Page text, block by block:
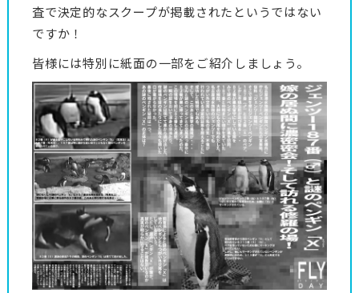
査で決定的なスクープが掲載されたというではない
ですか！
皆様には特別に紙面の一部をご紹介しましょう。